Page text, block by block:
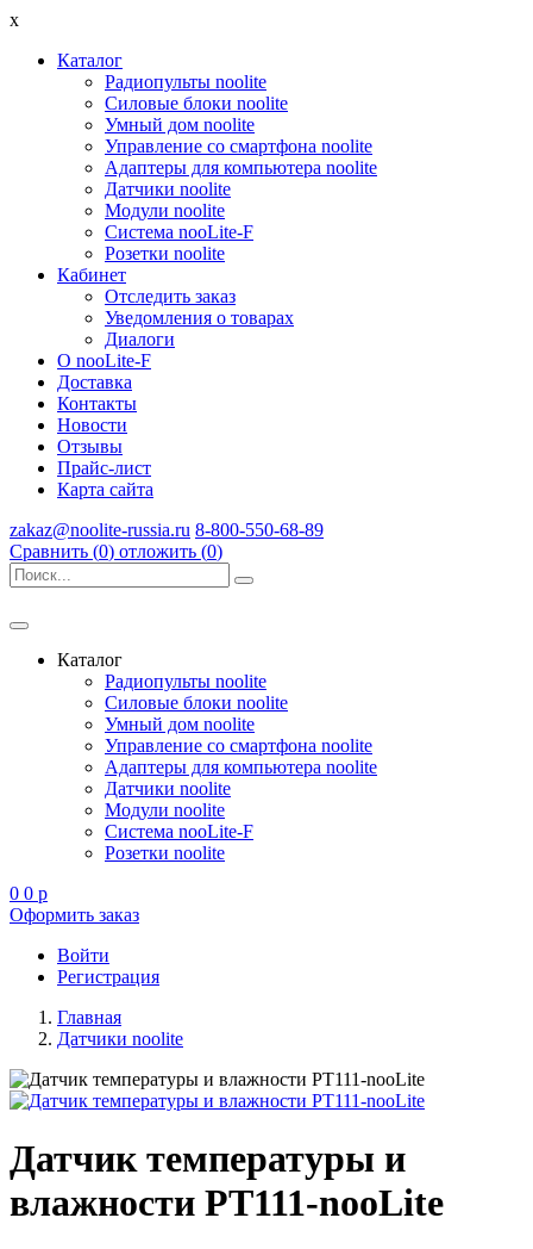
x
Каталог
Радиопульты noolite
Силовые блоки noolite
Умный дом noolite
Управление со смартфона noolite
Адаптеры для компьютера noolite
Датчики noolite
Модули noolite
Система nooLite-F
Розетки noolite
Кабинет
Отследить заказ
Уведомления о товарах
Диалоги
О nooLite-F
Доставка
Контакты
Новости
Отзывы
Прайс-лист
Карта сайта
zakaz@noolite-russia.ru 8-800-550-68-89
Сравнить (0) отложить (0)
Каталог
Радиопульты noolite
Силовые блоки noolite
Умный дом noolite
Управление со смартфона noolite
Адаптеры для компьютера noolite
Датчики noolite
Модули noolite
Система nooLite-F
Розетки noolite
0 0 p
Оформить заказ
Войти
Регистрация
Главная
Датчики noolite
Датчик температуры и
влажности РТ111-nooLite